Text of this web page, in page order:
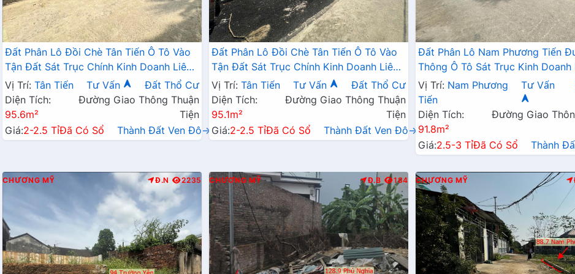
Đất Phân Lô Đồi Chè Tân Tiến Ô Tô Vào
Tận Đất Sát Trục Chính Kinh Doanh Liên
Xã Ngay Gần QL21A
Vị Trí: Tân Tiến Tư Vấn
Đất Thổ Cư
Diện Tích:
95.6m²
Đường Giao Thông Thuận
Tiện
Giá:2-2.5 TỉĐã Có Sổ Thành Đất Ven Đô→
Đất Phân Lô Đồi Chè Tân Tiến Ô Tô Vào
Tận Đất Sát Trục Chính Kinh Doanh Liên
Xã Ngay Gần QL21A
Vị Trí: Tân Tiến Tư Vấn
Đất Thổ Cư
Diện Tích:
95.1m²
Đường Giao Thông Thuận
Tiện
Giá:2-2.5 TỉĐã Có Sổ Thành Đất Ven Đô→
Đất Phân Lô Nam Phương Tiến
Thông Ô Tô Sát Trục Kinh Doanh
Ngay Gần QL21A
Vị Trí: Nam Phương
Tiến
Tư Vấn
Diện Tích:
91.8m²
Đường Giao
Giá:2.5-3 TỉĐã Có Sổ Thành
CHƯƠNG MỸ Đ.N 2235 CHƯƠNG MỸ Đ.B 184 CHƯƠNG MỸ